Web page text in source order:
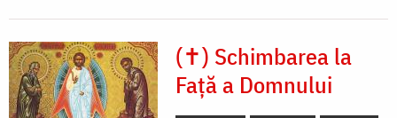
(✝) Schimbarea la
Față a Domnului